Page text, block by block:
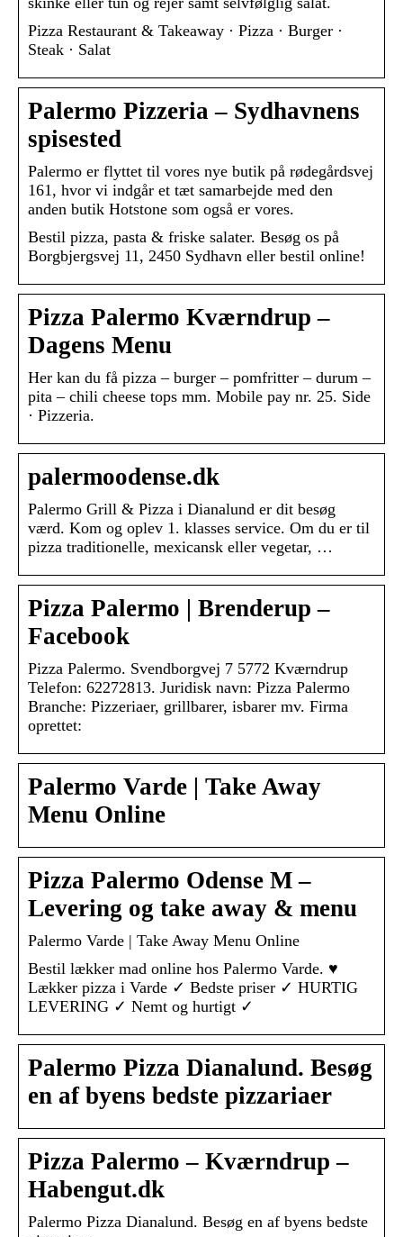
Pizza Restaurant & Takeaway · Pizza · Burger ·
Steak · Salat
Palermo Pizzeria – Sydhavnens
spisested
Palermo er flyttet til vores nye butik på rødegårdsvej
161, hvor vi indgår et tæt samarbejde med den
anden butik Hotstone som også er vores.
Bestil pizza, pasta & friske salater. Besøg os på
Borgbjergsvej 11, 2450 Sydhavn eller bestil online!
Pizza Palermo Kværndrup –
Dagens Menu
Her kan du få pizza – burger – pomfritter – durum –
pita – chili cheese tops mm. Mobile pay nr. 25. Side
· Pizzeria.
palermoodense.dk
Palermo Grill & Pizza i Dianalund er dit besøg
værd. Kom og oplev 1. klasses service. Om du er til
pizza traditionelle, mexicansk eller vegetar, …
Pizza Palermo | Brenderup –
Facebook
Pizza Palermo. Svendborgvej 7 5772 Kværndrup
Telefon: 62272813. Juridisk navn: Pizza Palermo
Branche: Pizzeriaer, grillbarer, isbarer mv. Firma
oprettet:
Palermo Varde | Take Away
Menu Online
Pizza Palermo Odense M –
Levering og take away & menu
Palermo Varde | Take Away Menu Online
Bestil lækker mad online hos Palermo Varde. ♥
Lækker pizza i Varde ✓ Bedste priser ✓ HURTIG
LEVERING ✓ Nemt og hurtigt ✓
Palermo Pizza Dianalund. Besøg
en af byens bedste pizzariaer
Pizza Palermo – Kværndrup –
Habengut.dk
Palermo Pizza Dianalund. Besøg en af byens bedste